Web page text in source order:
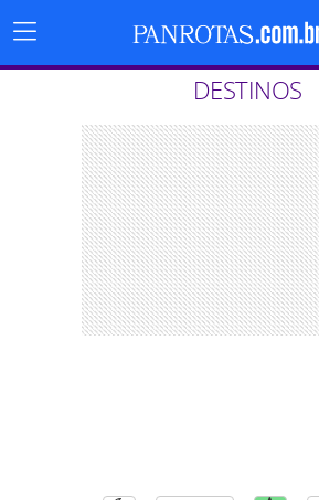
Menu
Principal
DESTINOS